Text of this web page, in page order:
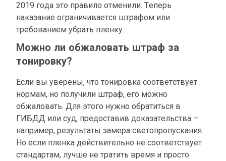
2019 года это правило отменили. Теперь
наказание ограничивается штрафом или
требованием убрать пленку.
Можно ли обжаловать штраф за
тонировку?
Если вы уверены, что тонировка соответствует
нормам, но получили штраф, его можно
обжаловать. Для этого нужно обратиться в
ГИБДД или суд, предоставив доказательства –
например, результаты замера светопропускания.
Но если пленка действительно не соответствует
стандартам, лучше не тратить время и просто